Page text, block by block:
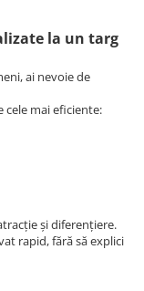
la un targ
ai nevoie de
cele mai eficiente:
și diferențiere.
rapid, fără să explici